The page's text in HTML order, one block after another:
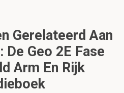
Gerelateerd Aan
De Geo 2E Fase
Arm En Rijk